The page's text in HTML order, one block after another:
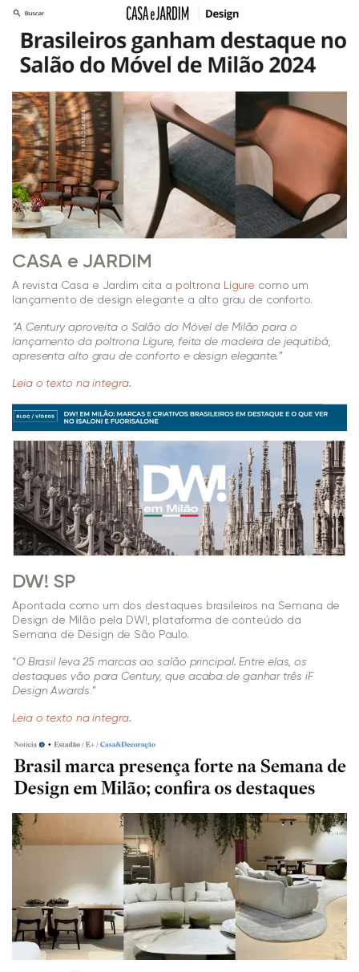
CASA e JARDIM
A revista Casa e Jardim cita a poltrona Lígure como um
lançamento de design elegante a alto grau de conforto.
“A Century aproveita o Salão do Móvel de Milão para o
lançamento da poltrona Lígure, feita de madeira de jequitibá,
apresenta alto grau de conforto e design elegante.”
Leia o texto na íntegra.
DW! SP
Apontada como um dos destaques brasileiros na Semana de
Design de Milão pela DW!, plataforma de conteúdo da
Semana de Design de São Paulo.
“O Brasil leva 25 marcas ao salão principal. Entre elas, os
destaques vão para Century, que acaba de ganhar três iF
Design Awards.”
Leia o texto na íntegra.